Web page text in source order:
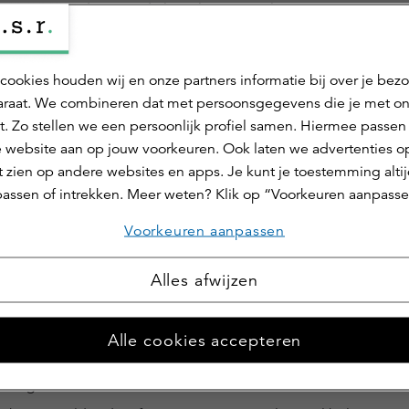
zoals beschreven in het prospectus
partners is een handelsnaam van ASR Real Estate
over beleggingsdienstverlening van a.s.r.
diensten
. Dit bericht is zo
dat informatie in dit bericht niet volledig of niet
van deze publicitaire mededeling wordt niet
informatie op deze website is uitsluitend bestemd voor
beleggers als bedoeld in artikel 1:1 van de Wet
financieel toezicht. Bezoekers van de website dienen zich
te zijn dat zij zelf verantwoordelijk zijn voor naleving van
op hen van toepassing zijnde plaatselijk geldende wetten en
bent en dat u de disclaimer hebt gelezen, begrepen en
accepteert. Ik heb de disclaimer gelezen en begrepen.
Accepteren
houden wij en onze partners informatie bij over je
We combineren dat met persoonsgegevens die je met
Zo stellen we een persoonlijk profiel samen. Hiermee
website aan op jouw voorkeuren. Ook laten we advertenties
zien op andere websites en apps. Je kunt je toestemming
of intrekken. Meer weten? Klik op “Voorkeuren
Voorkeuren aanpassen
Alles afwijzen
Alle cookies accepteren